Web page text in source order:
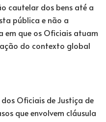
cautelar dos bens até a
pública e não a
em que os Oficiais atuam
do contexto global
Oficiais de Justiça de
que envolvem cláusula